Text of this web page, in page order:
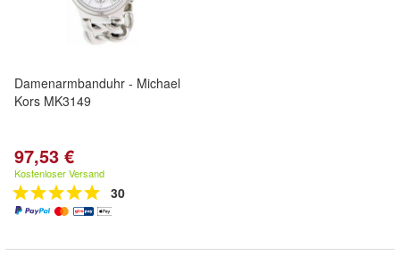
Damenarmbanduhr - Michael
Kors MK3149
97,53 €
Kostenloser Versand
30